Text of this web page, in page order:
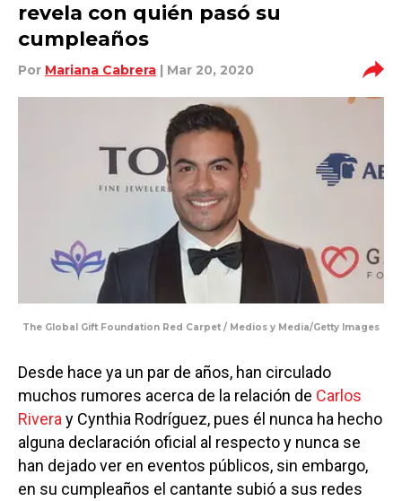
revela con quién pasó su
cumpleaños
Por Mariana Cabrera | Mar 20, 2020
The Global Gift Foundation Red Carpet / Medios y Media/Getty Images
Desde hace ya un par de años, han circulado
muchos rumores acerca de la relación de Carlos
Rivera y Cynthia Rodríguez, pues él nunca ha hecho
alguna declaración oficial al respecto y nunca se
han dejado ver en eventos públicos, sin embargo,
en su cumpleaños el cantante subió a sus redes